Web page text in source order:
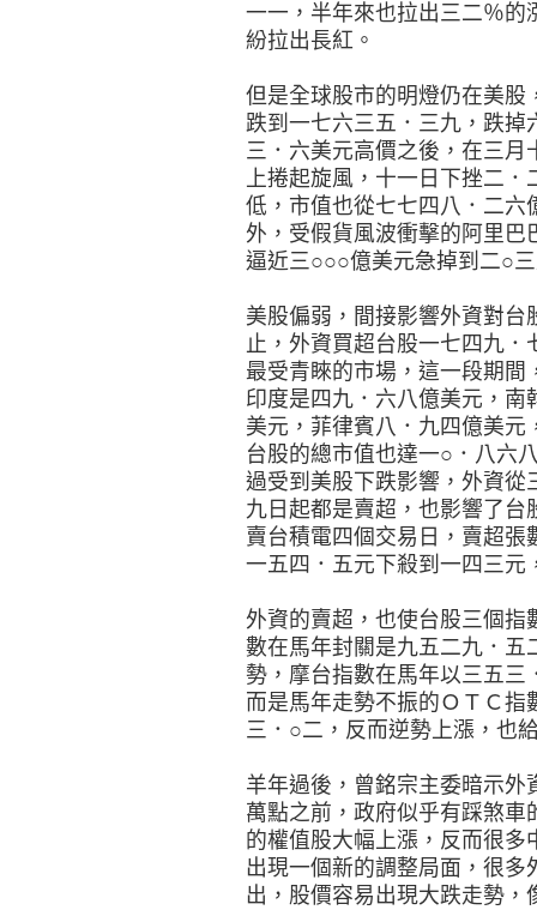
一一，半年來也拉出三二％的
紛拉出長紅。
但是全球股市的明燈仍在美股
跌到一七六三五．三九，跌掉
三．六美元高價之後，在三月
上捲起旋風，十一日下挫二
低，市值也從七七四八．二
外，受假貨風波衝擊的阿里
逼近三○○○億美元急掉到二○
美股偏弱，間接影響外資對
止，外資買超台股一七四九
最受青睞的市場，這一段期間
印度是四九．六八億美元，
美元，菲律賓八．九四億美
台股的總市值也達一○．八六
過受到美股下跌影響，外資從
九日起都是賣超，也影響了
賣台積電四個交易日，賣超
一五四．五元下殺到一四三元
外資的賣超，也使台股三個
數在馬年封關是九五二九．五
勢，摩台指數在馬年以三五
而是馬年走勢不振的ＯＴＣ
三．○二，反而逆勢上漲，也
羊年過後，曾銘宗主委暗示
萬點之前，政府似乎有踩煞
的權值股大幅上漲，反而很
出現一個新的調整局面，很
出，股價容易出現大跌走勢